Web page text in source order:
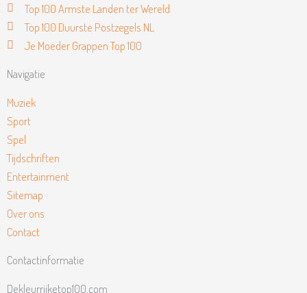
Top 100 Armste Landen ter Wereld
Top 100 Duurste Postzegels NL
Je Moeder Grappen Top 100
Navigatie
Muziek
Sport
Spel
Tijdschriften
Entertainment
Sitemap
Over ons
Contact
Contactinformatie
Dekleurrijketop100.com